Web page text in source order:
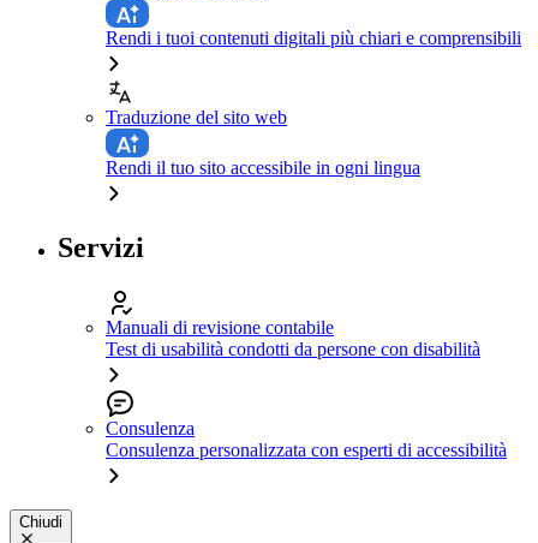
Rendi i tuoi contenuti digitali più chiari e comprensibili
Traduzione del sito web
Rendi il tuo sito accessibile in ogni lingua
Servizi
Manuali di revisione contabile
Test di usabilità condotti da persone con disabilità
Consulenza
Consulenza personalizzata con esperti di accessibilità
Chiudi